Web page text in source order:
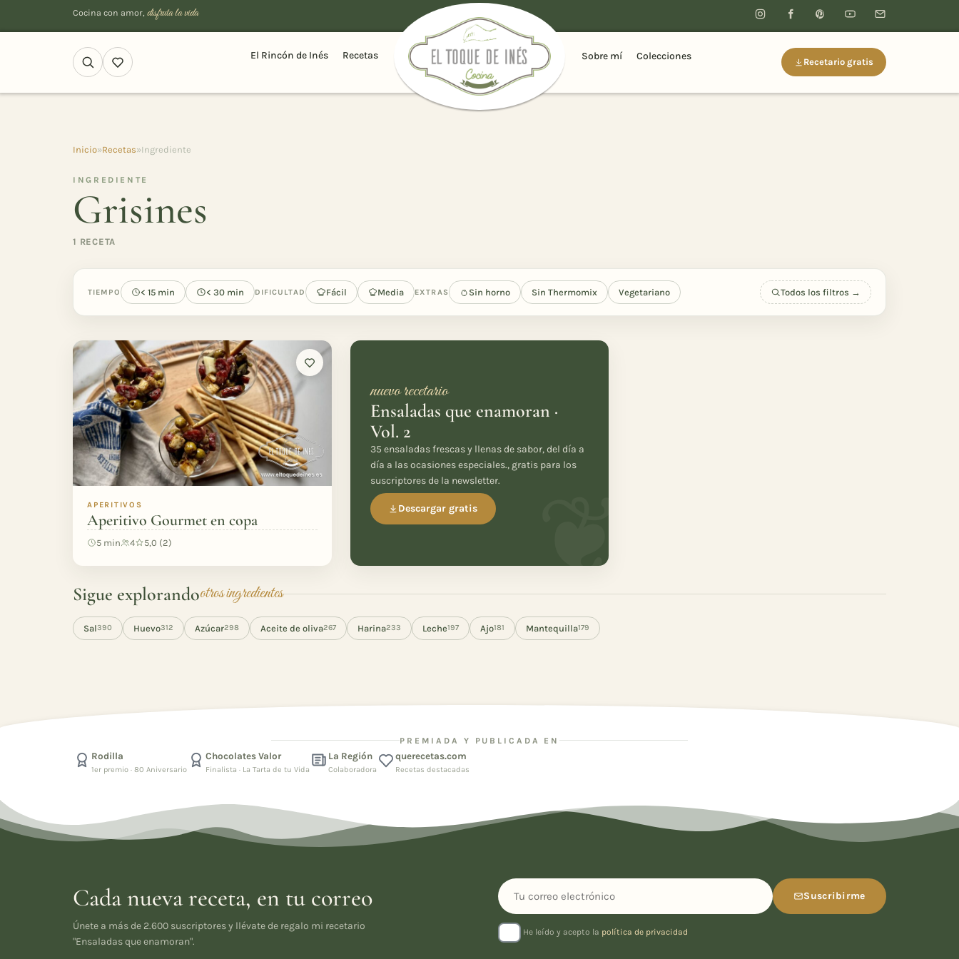
Cocina con amor, disfruta la vida
El Rincón de Inés Recetas Sobre mí Colecciones Recetario gratis
Inicio»Recetas»Ingrediente
INGREDIENTE
Grisines
1 RECETA
TIEMPO < 15 min < 30 min DIFICULTAD Fácil Media EXTRAS Sin horno Sin Thermomix Vegetariano Todos los filtros →
APERITIVOS
Aperitivo Gourmet en copa
5 min 4 5,0 (2)
nuevo recetario
Ensaladas que enamoran ·
Vol. 2
35 ensaladas frescas y llenas de sabor, del día a
día a las ocasiones especiales., gratis para los
suscriptores de la newsletter.
Descargar gratis
Sigue explorandootros ingredientes
Sal390 Huevo312 Azúcar298 Aceite de oliva267 Harina233 Leche197 Ajo181 Mantequilla179
PREMIADA Y PUBLICADA EN
Rodilla
1er premio · 80 Aniversario
Chocolates Valor
Finalista · La Tarta de tu Vida
La Región
Colaboradora
querecetas.com
Recetas destacadas
Cada nueva receta, en tu correo
Únete a más de 2.600 suscriptores y llévate de regalo mi recetario
"Ensaladas que enamoran".
Suscribirme
He leído y acepto la política de privacidad